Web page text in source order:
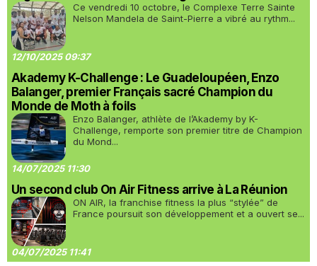
Ce vendredi 10 octobre, le Complexe Terre Sainte
Nelson Mandela de Saint-Pierre a vibré au rythm...
12/10/2025 09:37
Akademy K-Challenge : Le Guadeloupéen, Enzo
Balanger, premier Français sacré Champion du
Monde de Moth à foils
Enzo Balanger, athlète de l’Akademy by K-
Challenge, remporte son premier titre de Champion
du Mond...
14/07/2025 11:30
Un second club On Air Fitness arrive à La Réunion
ON AIR, la franchise fitness la plus “stylée” de
France poursuit son développement et a ouvert se...
04/07/2025 11:41